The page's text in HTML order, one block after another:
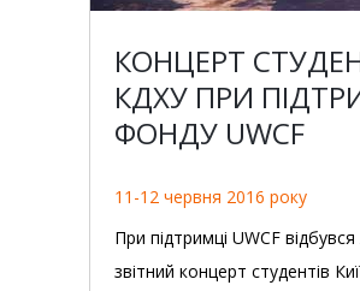
КОНЦЕРТ
КДХУ ПРИ
ФОНДУ UWCF
11-12 червня 2016 року
При підтримці UWCF відбувся
звітний концерт студентів